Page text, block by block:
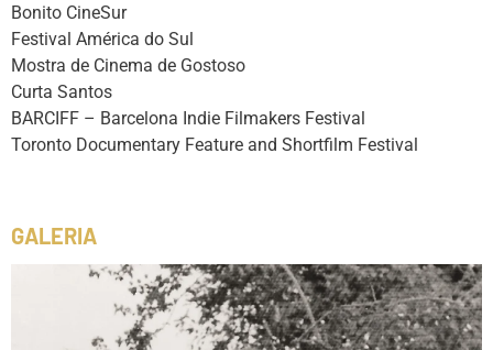
Bonito CineSur
Festival América do Sul
Mostra de Cinema de Gostoso
Curta Santos
BARCIFF – Barcelona Indie Filmakers Festival
Toronto Documentary Feature and Shortfilm Festival
GALERIA